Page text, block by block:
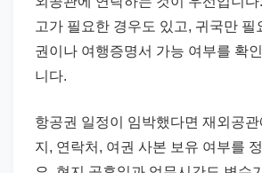
고가 필요한 경우도 있고, 귀국만 필
권이나 여행증명서 가능 여부를 확
니다.
항공권 일정이 임박했다면 재외공
지, 연락처, 여권 사본 보유 여부를